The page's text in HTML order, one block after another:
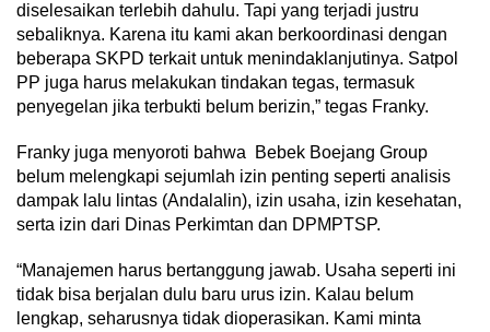
diselesaikan terlebih dahulu. Tapi yang terjadi justru
sebaliknya. Karena itu kami akan berkoordinasi dengan
beberapa SKPD terkait untuk menindaklanjutinya. Satpol
PP juga harus melakukan tindakan tegas, termasuk
penyegelan jika terbukti belum berizin,” tegas Franky.
Franky juga menyoroti bahwa Bebek Boejang Group
belum melengkapi sejumlah izin penting seperti analisis
dampak lalu lintas (Andalalin), izin usaha, izin kesehatan,
serta izin dari Dinas Perkimtan dan DPMPTSP.
“Manajemen harus bertanggung jawab. Usaha seperti ini
tidak bisa berjalan dulu baru urus izin. Kalau belum
lengkap, seharusnya tidak dioperasikan. Kami minta